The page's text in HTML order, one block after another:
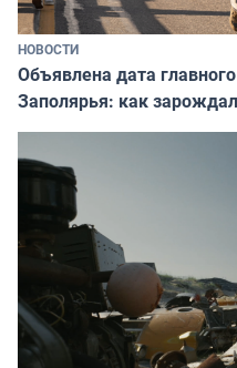
НОВОСТИ
Объявлена дата
Заполярья: как